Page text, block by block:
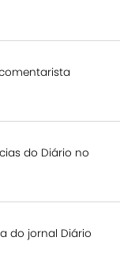
do Diário no
do jornal Diário